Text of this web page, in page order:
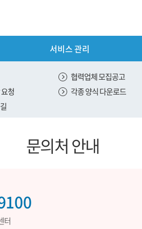
서비스 관리
서비스 신청
SH 평가 서비스 신청
협력업체 모집공고
청
각종 양식 다운로드
문의처 안내
터